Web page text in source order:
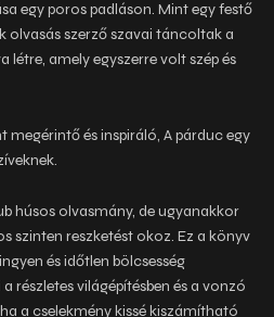
egy poros padláson. Mint egy festő
olvasás szerző szavai táncoltak a
létre, amely egyszerre volt szép és
megérintő és inspiráló, A párduc egy
húsos olvasmány, de ugyanakkor
szinten reszketést okoz. Ez a könyv
és időtlen bölcsesség
részletes világépítésben és a vonzó
a cselekmény kissé kiszámítható